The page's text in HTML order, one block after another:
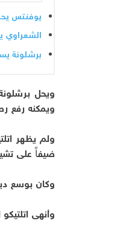
يوفنتس
الشعراوي
برشلونة
ويحل
ويمكنه رفع رصيده
ولم يظهر
ضيفاً على
وكان بوسع
وأنهى